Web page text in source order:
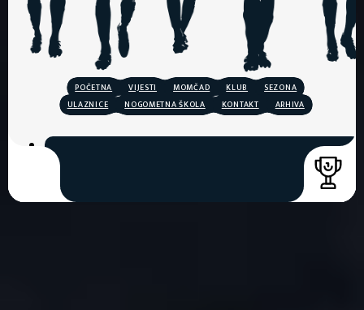
POČETNA VIJESTI MOMČAD KLUB
SEZONA
ULAZNICE
NOGOMETNA ŠKOLA KONTAKT ARHIVA